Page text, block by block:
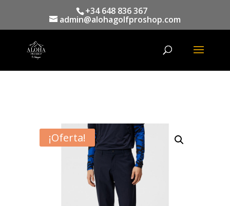
+34 648 836 367
admin@alohagolfproshop.com
productos
¡Oferta!